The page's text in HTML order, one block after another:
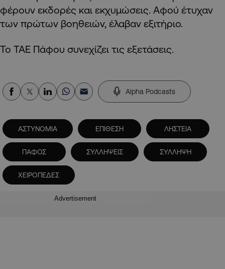
φέρουν εκδορές και εκχυμώσεις. Αφού έτυχαν
των πρώτων βοηθειών, έλαβαν εξιτήριο.
Το ΤΑΕ Πάφου συνεχίζει τις εξετάσεις.
Alpha Podcasts
ΑΣΤΥΝΟΜΙΑ ΕΠΙΘΕΣΗ ΛΗΣΤΕΙΑ
ΠΑΦΟΣ ΣΥΛΛΗΨΕΙΣ ΣΥΛΛΗΨΗ
ΧΕΙΡΟΠΕΔΕΣ
Advertisement